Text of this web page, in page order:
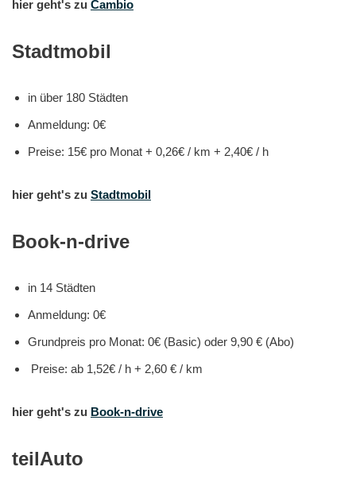
hier geht's zu Cambio
Stadtmobil
in über 180 Städten
Anmeldung: 0€
Preise: 15€ pro Monat + 0,26€ / km + 2,40€ / h
hier geht's zu Stadtmobil
Book-n-drive
in 14 Städten
Anmeldung: 0€
Grundpreis pro Monat: 0€ (Basic) oder 9,90 € (Abo)
Preise: ab 1,52€ / h + 2,60 € / km
hier geht's zu Book-n-drive
teilAuto